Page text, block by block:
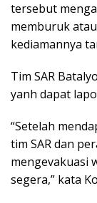
tersebut
memburuk
kediamannya
Tim SAR
yanh dapat
“Setelah
tim SAR dan
mengevakuasi
segera,” kata